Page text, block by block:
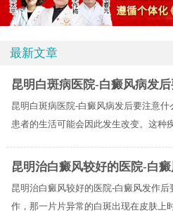
最新文章
昆明白斑病医院-白癜风病发
昆明白斑病医院-白癜风病发后要注意什
患者的生活可能会因此发生改变。这种
昆明治白癜风较好的医院-白
昆明治白癜风较好的医院-白癜风发作
作，那一片片异常的白斑出现在皮肤上